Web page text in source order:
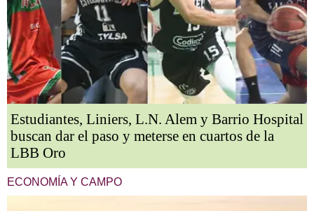
Estudiantes, Liniers, L.N. Alem y Barrio Hospital
buscan dar el paso y meterse en cuartos de la
LBB Oro
ECONOMÍA Y CAMPO